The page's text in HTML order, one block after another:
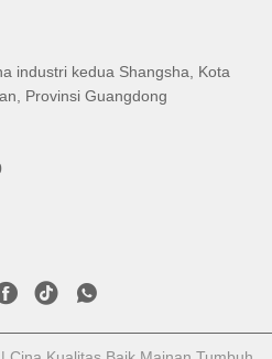
industri kedua Shangsha, Kota
Provinsi Guangdong